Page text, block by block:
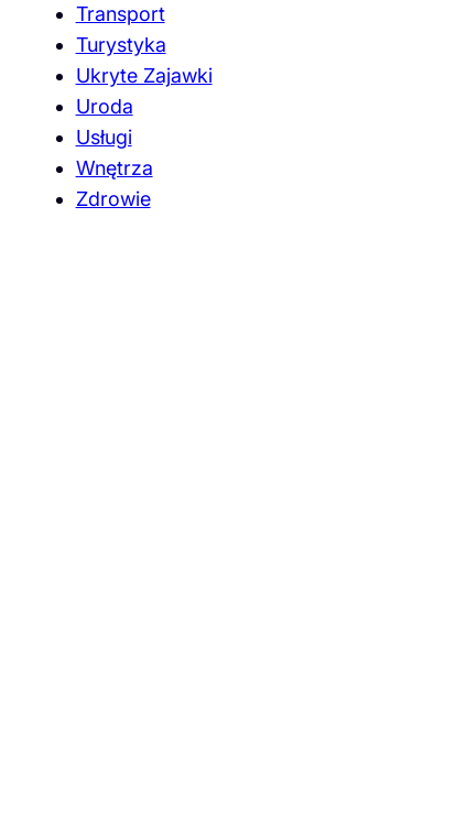
Transport
Turystyka
Ukryte Zajawki
Uroda
Usługi
Wnętrza
Zdrowie